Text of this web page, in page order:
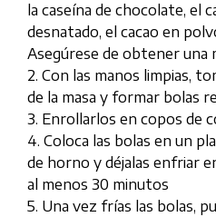
la caseína de chocolate, el
desnatado, el cacao en
Asegúrese de obtener una
2. Con las manos limpias,
de la masa y formar bolas
3. Enrollarlos en copos de
4. Coloca las bolas en un
de horno y déjalas enfriar
al menos 30 minutos
5. Una vez frías las bolas,